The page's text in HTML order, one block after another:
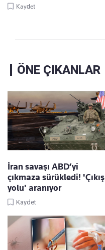
Kaydet
ÖNE ÇIKANLAR
İran savaşı ABD’yi
çıkmaza sürükledi! 'Çıkış
yolu' aranıyor
Kaydet